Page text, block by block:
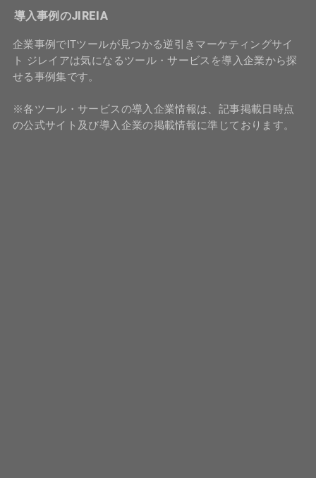
導入事例のJIREIA
企業事例でITツールが見つかる逆引きマーケティングサイ
ト ジレイアは気になるツール・サービスを導入企業から探
せる事例集です。
※各ツール・サービスの導入企業情報は、記事掲載日時点
の公式サイト及び導入企業の掲載情報に準じております。